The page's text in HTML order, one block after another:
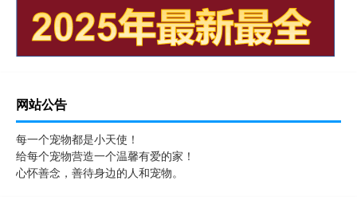
网站公告
每一个宠物都是小天使！
给每个宠物营造一个温馨有爱的家！
心怀善念，善待身边的人和宠物。